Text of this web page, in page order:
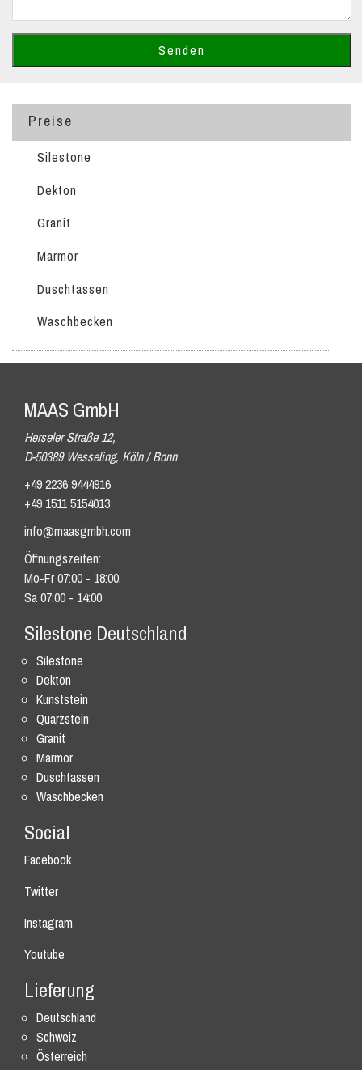
Preise
Silestone
Dekton
Granit
Marmor
Duschtassen
Waschbecken
MAAS GmbH
Herseler Straße 12,
D-50389 Wesseling, Köln / Bonn
+49 2236 9444916
+49 1511 5154013
info@maasgmbh.com
Öffnungszeiten:
Mo-Fr 07:00 - 18:00,
Sa 07:00 - 14:00
Silestone Deutschland
Silestone
Dekton
Kunststein
Quarzstein
Granit
Marmor
Duschtassen
Waschbecken
Social
Facebook
Twitter
Instagram
Youtube
Lieferung
Deutschland
Schweiz
Österreich